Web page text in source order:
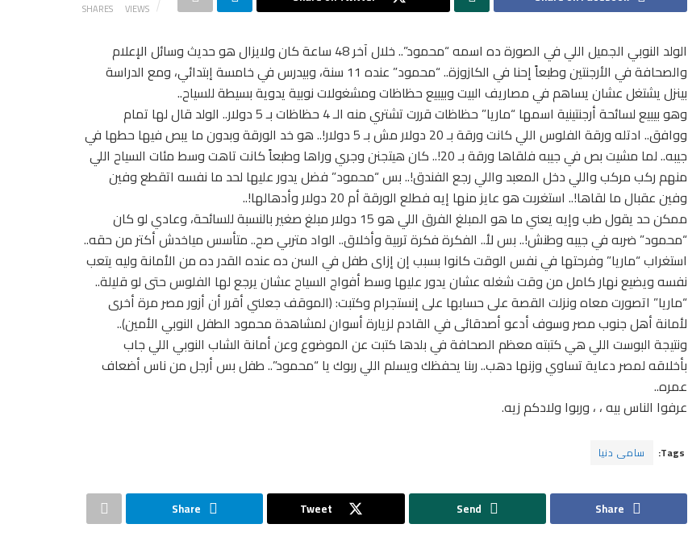
SHARES VIEWS
الولد النوبي الجميل اللي في الصورة ده اسمه “محمود”.. خلال آخر 48 ساعة كان ولايزال هو حديث وسائل الإعلام
والصحافة في الأرجنتين وطبعاً إحنا في الكازوزة.. “محمود” عنده 11 سنة، وبيدرس في خامسة إبتدائي، ومع الدراسة
بينزل يشتغل عشان يساهم في مصاريف البيت وبيبيع حظاظات ومشغولات نوبية يدوية بسيطة للسياح..
وهو بيبيع لسائحة أرجنتينية اسمها “ماريا” حظاظات قررت تشتري منه الـ 4 حظاظات بـ 5 دولار.. الولد قال لها تمام
ووافق.. ادتله ورقة الفلوس اللي كانت ورقة بـ 20 دولار مش بـ 5 دولار!.. هو خد الورقة وبدون ما يبص فيها حطها في
جيبه.. لما مشيت بص في جيبه فلقاها ورقة بـ 20!.. كان هيتجنن وجري وراها وطبعاً كانت تاهت وسط مئات السياح اللي
منهم ركب مركب واللي دخل المعبد واللي رجع الفندق!.. بس “محمود” فضل يدور عليها لحد ما نفسه اتقطع وفين
وفين عقبال ما لقاها!.. استغربت هو عايز منها إيه فطلع الورقة أم 20 دولار وأدهالها!..
ممكن حد يقول طب وإيه يعني ما هو المبلغ الفرق اللي هو 15 دولار مبلغ صغير بالنسبة للسائحة، وعادي لو كان
“محمود” ضربه في جيبه وطنش!.. بس لأ.. الفكرة فكرة تربية وأخلاق.. الواد متربي صح.. متأسس مياخدش أكتر من حقه..
استغراب “ماريا” وفرحتها في نفس الوقت كانوا بسبب إن إزاى طفل في السن ده عنده القدر ده من الأمانة وليه يتعب
نفسه ويضيع نهار كامل من وقت شغله عشان يدور عليها وسط أفواج السياح عشان يرجع لها الفلوس حتى لو قليلة..
“ماريا” اتصورت معاه ونزلت القصة على حسابها على إنستجرام وكتبت: (الموقف جعلني أقرر أن أزور مصر مرة أخرى
لأمانة أهل جنوب مصر وسوف أدعو أصدقائى في القادم لزيارة أسوان لمشاهدة محمود الطفل النوبي الأمين)..
ونتيجة البوست اللي هي كتبته معظم الصحافة في بلدها كتبت عن الموضوع وعن أمانة الشاب النوبي اللي جاب
بأخلاقه لمصر دعاية تساوي وزنها دهب.. ربنا يحفظك ويسلم اللي ربوك يا “محمود”.. طفل بس أرجل من ناس أضعاف
عمره..
عرفوا الناس بيه ، ، وربوا ولادكم زيه.
Tags: سامى دنيا
Share
Send
Tweet
Share